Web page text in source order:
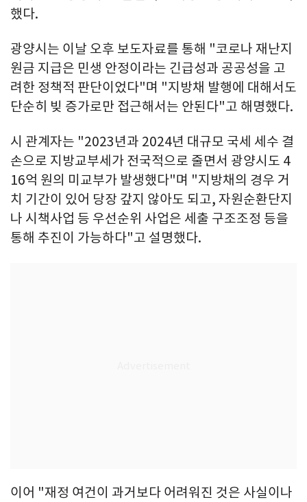
했다.
광양시는 이날 오후 보도자료를 통해 "코로나 재난지
원금 지급은 민생 안정이라는 긴급성과 공공성을 고
려한 정책적 판단이었다"며 "지방채 발행에 대해서도
단순히 빚 증가로만 접근해서는 안된다"고 해명했다.
시 관계자는 "2023년과 2024년 대규모 국세 세수 결
손으로 지방교부세가 전국적으로 줄면서 광양시도 4
16억 원의 미교부가 발생했다"며 "지방채의 경우 거
치 기간이 있어 당장 갚지 않아도 되고, 자원순환단지
나 시책사업 등 우선순위 사업은 세출 구조조정 등을
통해 추진이 가능하다"고 설명했다.
이어 "재정 여건이 과거보다 어려워진 것은 사실이나